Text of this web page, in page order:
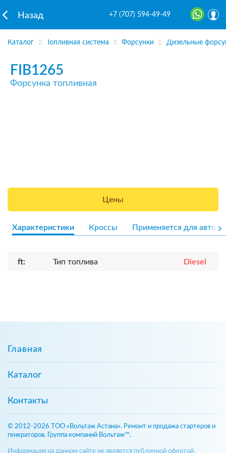
Назад +7 (707) 594-49-49
Каталог Топливная система Форсунки Дизельные
FIB1265
Форсунка топливная
Цены
Характеристики Кроссы Применяется для авто
ft: Тип топлива Diesel
Главная
Каталог
Контакты
© 2012-2026 ТОО «Вольтаж Астана». Ремонт и продажа стартеров и
генераторов. Группа компаний Вольтаж™.
Информация на данном сайте не является публичной офертой,